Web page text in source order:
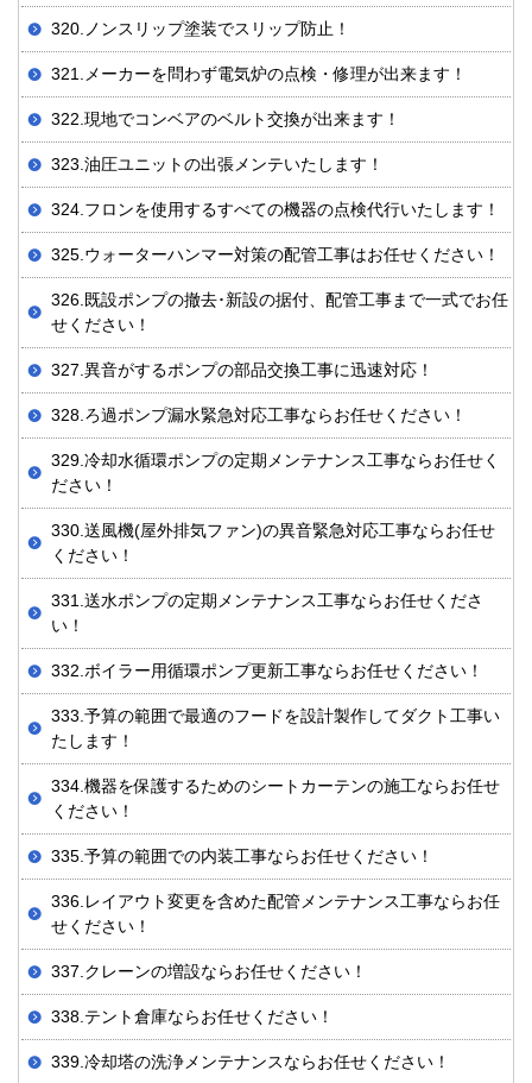
320.ノンスリップ塗装でスリップ防止！
321.メーカーを問わず電気炉の点検・修理が出来ます！
322.現地でコンベアのベルト交換が出来ます！
323.油圧ユニットの出張メンテいたします！
324.フロンを使用するすべての機器の点検代行いたします！
325.ウォーターハンマー対策の配管工事はお任せください！
326.既設ポンプの撤去･新設の据付、配管工事まで一式でお任
せください！
327.異音がするポンプの部品交換工事に迅速対応！
328.ろ過ポンプ漏水緊急対応工事ならお任せください！
329.冷却水循環ポンプの定期メンテナンス工事ならお任せく
ださい！
330.送風機(屋外排気ファン)の異音緊急対応工事ならお任せ
ください！
331.送水ポンプの定期メンテナンス工事ならお任せくださ
い！
332.ボイラー用循環ポンプ更新工事ならお任せください！
333.予算の範囲で最適のフードを設計製作してダクト工事い
たします！
334.機器を保護するためのシートカーテンの施工ならお任せ
ください！
335.予算の範囲での内装工事ならお任せください！
336.レイアウト変更を含めた配管メンテナンス工事ならお任
せください！
337.クレーンの増設ならお任せください！
338.テント倉庫ならお任せください！
339.冷却塔の洗浄メンテナンスならお任せください！